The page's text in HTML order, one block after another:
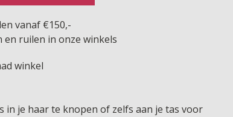
vanaf €150,-
en ruilen in onze winkels
winkel
in je haar te knopen of zelfs aan je tas voor